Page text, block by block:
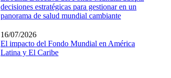
decisiones estratégicas para gestionar en un
panorama de salud mundial cambiante
16/07/2026
El impacto del Fondo Mundial en América
Latina y El Caribe